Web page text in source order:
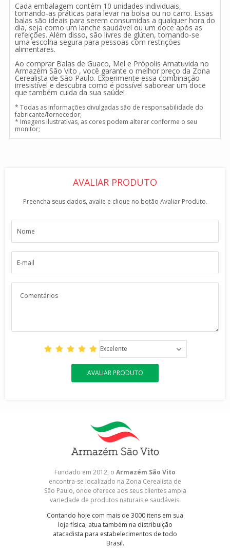
Cada embalagem contém 10 unidades individuais,
tornando-as práticas para levar na bolsa ou no carro. Essas
balas são ideais para serem consumidas a qualquer hora do
dia, seja como um lanche saudável ou um doce após as
refeições. Além disso, são livres de glúten, tornando-se
uma escolha segura para pessoas com restrições
alimentares.
Ao comprar Balas de Guaco, Mel e Própolis Amatuvida no
Armazém São Vito , você garante o melhor preço da Zona
Cerealista de São Paulo. Experimente essa combinação
irresistível e descubra como é possível saborear um doce
que também cuida da sua saúde!
* Todas as informações divulgadas são de responsabilidade do
fabricante/fornecedor;
* Imagens ilustrativas, as cores podem alterar conforme o seu
monitor;
AVALIAR PRODUTO
Preencha seus dados, avalie e clique no botão Avaliar Produto.
Excelente
AVALIAR PRODUTO
Fundado em 2012, o Armazém São Vito
encontra-se localizado na Zona Cerealista de
São Paulo, onde oferece aos seus clientes ampla
variedade de produtos naturais e saudáveis.
Contando hoje com mais de 3000 itens em sua
loja física, atua também na distribuição
atacadista para estabelecimentos de todo
Brasil.